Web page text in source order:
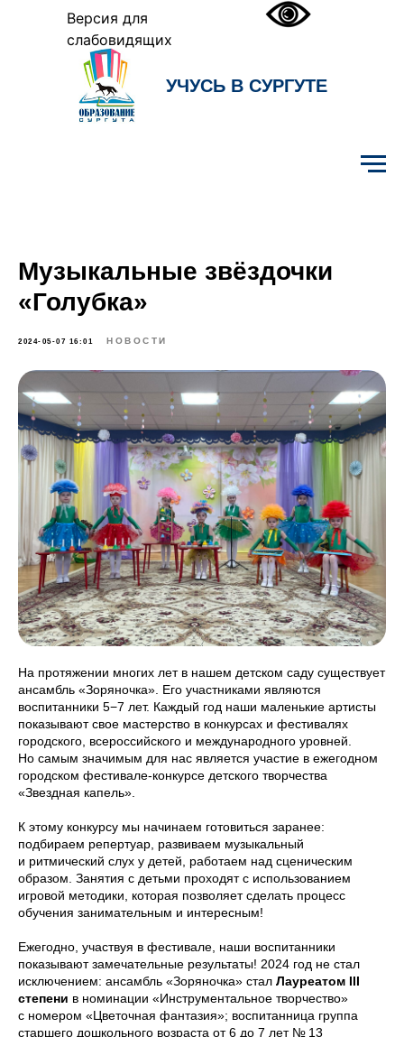
Версия для
слабовидящих
УЧУСЬ В СУРГУТЕ
Музыкальные звёздочки
«Голубка»
2024-05-07 16:01 НОВОСТИ
На протяжении многих лет в нашем детском саду существует
ансамбль «Зоряночка». Его участниками являются
воспитанники 5−7 лет. Каждый год наши маленькие артисты
показывают свое мастерство в конкурсах и фестивалях
городского, всероссийского и международного уровней.
Но самым значимым для нас является участие в ежегодном
городском фестивале-конкурсе детского творчества
«Звездная капель».
К этому конкурсу мы начинаем готовиться заранее:
подбираем репертуар, развиваем музыкальный
и ритмический слух у детей, работаем над сценическим
образом. Занятия с детьми проходят с использованием
игровой методики, которая позволяет сделать процесс
обучения занимательным и интересным!
Ежегодно, участвуя в фестивале, наши воспитанники
показывают замечательные результаты! 2024 год не стал
исключением: ансамбль «Зоряночка» стал Лауреатом III
степени в номинации «Инструментальное творчество»
с номером «Цветочная фантазия»; воспитанница группа
старшего дошкольного возраста от 6 до 7 лет № 13